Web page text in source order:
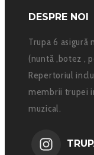
DESPRE NOI
Trupa 6
(nuntă ,botez ,
Repertoriul
membrii trupei
muzical.